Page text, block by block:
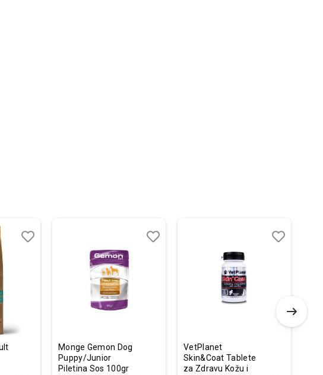
Monge Gemon Dog
Puppy/Junior
Piletina Sos 100gr
VetPlanet
Skin&Coat Tablete
za Zdravu Kožu i